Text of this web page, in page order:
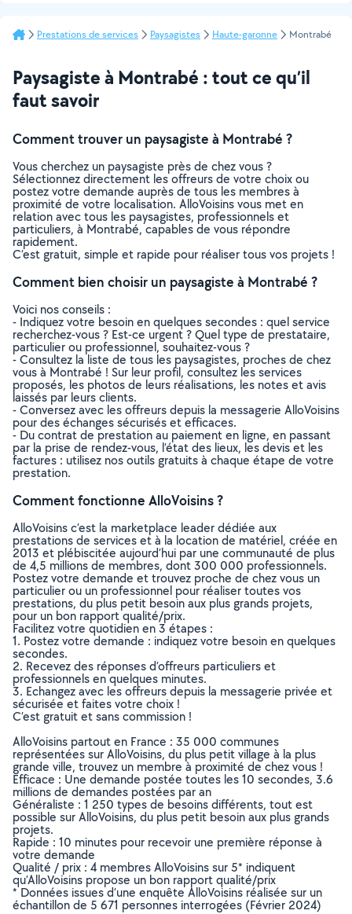
Prestations de services Paysagistes Haute-garonne Montrabé
Paysagiste à Montrabé : tout ce qu’il
faut savoir
Comment trouver un paysagiste à Montrabé ?
Vous cherchez un paysagiste près de chez vous ?
Sélectionnez directement les offreurs de votre choix ou
postez votre demande auprès de tous les membres à
proximité de votre localisation. AlloVoisins vous met en
relation avec tous les paysagistes, professionnels et
particuliers, à Montrabé, capables de vous répondre
rapidement.
C’est gratuit, simple et rapide pour réaliser tous vos projets !
Comment bien choisir un paysagiste à Montrabé ?
Voici nos conseils :
- Indiquez votre besoin en quelques secondes : quel service
recherchez-vous ? Est-ce urgent ? Quel type de prestataire,
particulier ou professionnel, souhaitez-vous ?
- Consultez la liste de tous les paysagistes, proches de chez
vous à Montrabé ! Sur leur profil, consultez les services
proposés, les photos de leurs réalisations, les notes et avis
laissés par leurs clients.
- Conversez avec les offreurs depuis la messagerie AlloVoisins
pour des échanges sécurisés et efficaces.
- Du contrat de prestation au paiement en ligne, en passant
par la prise de rendez-vous, l’état des lieux, les devis et les
factures : utilisez nos outils gratuits à chaque étape de votre
prestation.
Comment fonctionne AlloVoisins ?
AlloVoisins c’est la marketplace leader dédiée aux
prestations de services et à la location de matériel, créée en
2013 et plébiscitée aujourd’hui par une communauté de plus
de 4,5 millions de membres, dont 300 000 professionnels.
Postez votre demande et trouvez proche de chez vous un
particulier ou un professionnel pour réaliser toutes vos
prestations, du plus petit besoin aux plus grands projets,
pour un bon rapport qualité/prix.
Facilitez votre quotidien en 3 étapes :
1. Postez votre demande : indiquez votre besoin en quelques
secondes.
2. Recevez des réponses d’offreurs particuliers et
professionnels en quelques minutes.
3. Echangez avec les offreurs depuis la messagerie privée et
sécurisée et faites votre choix !
C’est gratuit et sans commission !
AlloVoisins partout en France : 35 000 communes
représentées sur AlloVoisins, du plus petit village à la plus
grande ville, trouvez un membre à proximité de chez vous !
Efficace : Une demande postée toutes les 10 secondes, 3.6
millions de demandes postées par an
Généraliste : 1 250 types de besoins différents, tout est
possible sur AlloVoisins, du plus petit besoin aux plus grands
projets.
Rapide : 10 minutes pour recevoir une première réponse à
votre demande
Qualité / prix : 4 membres AlloVoisins sur 5* indiquent
qu’AlloVoisins propose un bon rapport qualité/prix
* Données issues d’une enquête AlloVoisins réalisée sur un
échantillon de 5 671 personnes interrogées (Février 2024)